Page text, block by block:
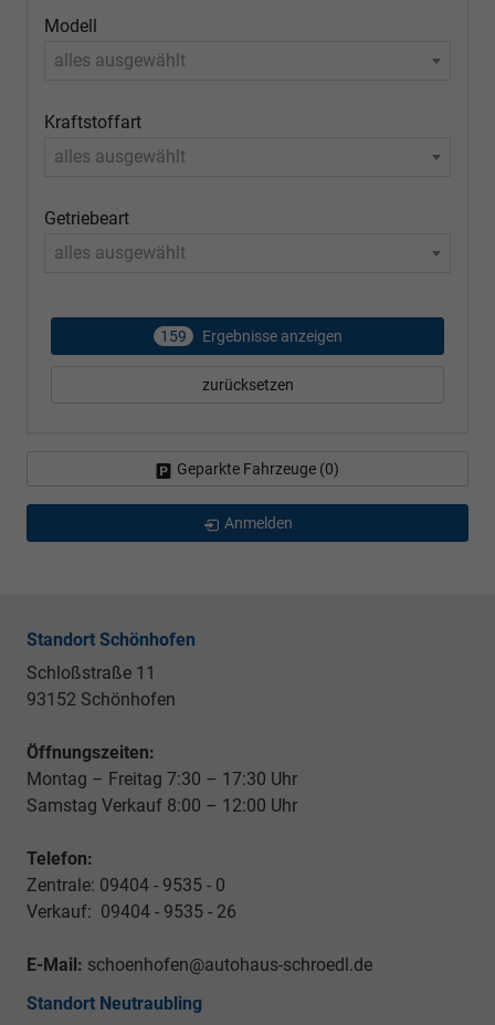
Modell
alles ausgewählt
Kraftstoffart
alles ausgewählt
Getriebeart
alles ausgewählt
159 Ergebnisse anzeigen
zurücksetzen
Geparkte Fahrzeuge (0)
Anmelden
Standort Schönhofen
Schloßstraße 11
93152 Schönhofen
Öffnungszeiten:
Montag – Freitag 7:30 – 17:30 Uhr
Samstag Verkauf 8:00 – 12:00 Uhr
Telefon:
Zentrale: 09404 - 9535 - 0
Verkauf: 09404 - 9535 - 26
E-Mail: schoenhofen@autohaus-schroedl.de
Standort Neutraubling